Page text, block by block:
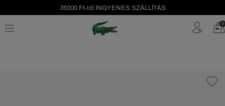
35000 Ft-tól INGYENES SZÁLLÍTÁS
Szezonális leárazás akár -40%! 0